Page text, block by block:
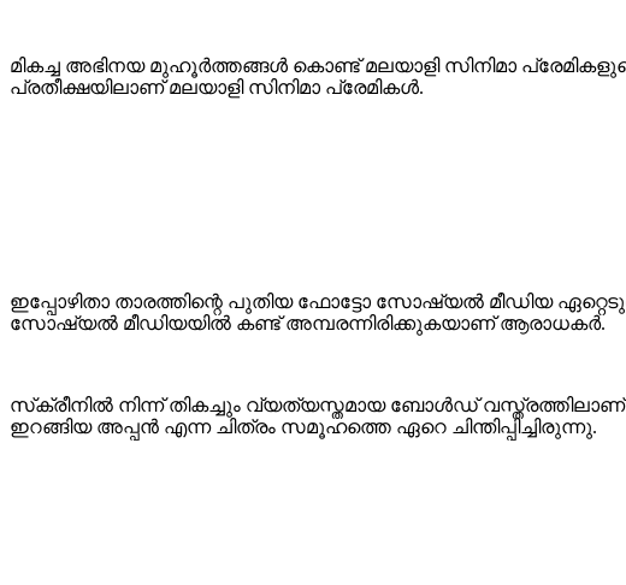
മികച്ച അഭിനയ മുഹൂർത്തങ്ങൾ കൊണ്ട് മലയാളി സിനിമാ
പ്രതീക്ഷയിലാണ് മലയാളി സിനിമാ പ്രേമികൾ.
ഇപ്പോഴിതാ താരത്തിന്റെ പുതിയ ഫോട്ടോ സോഷ്യൽ മീഡിയ
സോഷ്യൽ മീഡിയയിൽ കണ്ട് അമ്പരന്നിരിക്കുകയാണ് ആരാധകർ.
സ്‌ക്രീനിൽ നിന്ന് തികച്ചും വ്യത്യസ്തമായ ബോൾഡ് വസ്ത്രത്തിലാണ്
ഇറങ്ങിയ അപ്പൻ എന്ന ചിത്രം സമൂഹത്തെ ഏറെ ചിന്തിപ്പിച്ചിരുന്നു.